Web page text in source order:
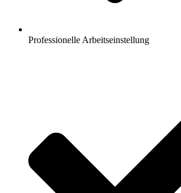
Professionelle Arbeitseinstellung